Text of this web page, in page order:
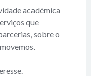
académica
que
sobre o